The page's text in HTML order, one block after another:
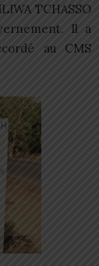
TCHASSO
Il a
au CMS